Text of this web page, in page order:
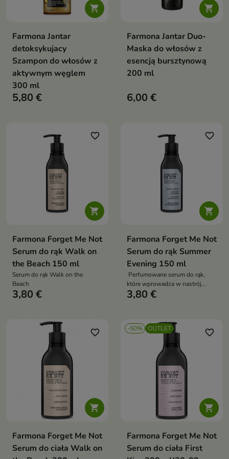

Farmona Jantar
detoksykujacy
Szampon do włosów z
aktywnym węglem
300 ml
5,80 €

Farmona Jantar Duo-
Maska do włosów z
esencją bursztynową
200 ml
6,00 €

favorite_border
Farmona Forget Me Not
Serum do rąk Walk on
the Beach 150 ml
Serum do rąk Walk on the
Beach
3,80 €

favorite_border
Farmona Forget Me Not
Serum do rąk Summer
Evening 150 ml
Perfumowane serum do rąk,
które wprowadza w nastrój
letnich wieczorów, pełnych
3,80 €

favorite_border
Farmona Forget Me Not
Serum do ciała Walk on
-50% OUTLET

favorite_border
Farmona Forget Me Not
Serum do ciała First